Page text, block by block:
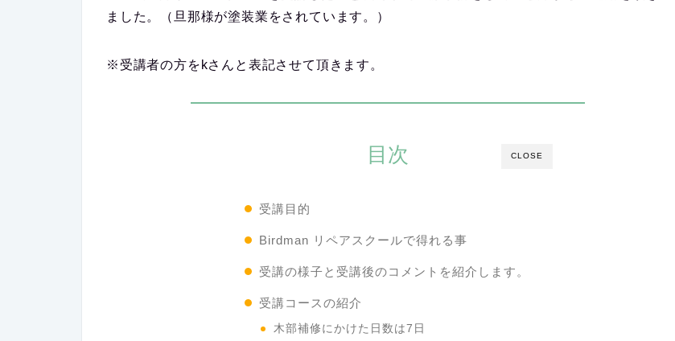
ました。（旦那様が塗装業をされています。）
※受講者の方をkさんと表記させて頂きます。
CLOSE
目次
受講目的
Birdman リペアスクールで得れる事
受講の様子と受講後のコメントを紹介します。
受講コースの紹介
木部補修にかけた日数は7日